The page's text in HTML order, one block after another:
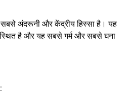
सबसे अंदरूनी और केंद्रीय हिस्सा है। यह
स्थित है और यह सबसे गर्म और सबसे घना